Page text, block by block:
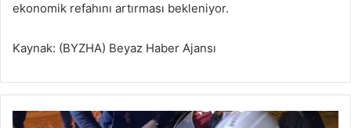
ekonomik refahını artırması bekleniyor.
Kaynak: (BYZHA) Beyaz Haber Ajansı